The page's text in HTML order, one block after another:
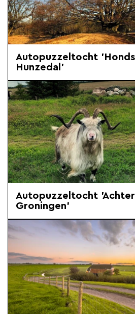
Autopuzzeltocht
Hunzedal'
Autopuzzeltocht
Groningen'